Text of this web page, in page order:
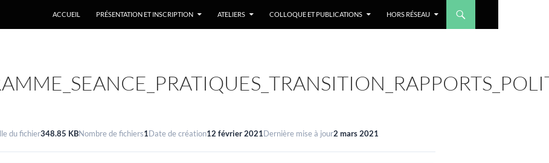
ACCUEIL PRÉSENTATION ET INSCRIPTION ATELIERS COLLOQUE ET PUBLICATIONS HORS RÉSEAU
du fichier348.85 KBNombre de fichiers1Date de création12 février 2021Dernière mise à jour2 mars 2021